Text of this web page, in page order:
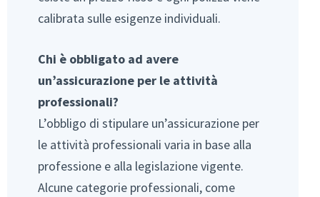
calibrata sulle esigenze individuali.
Chi è obbligato ad avere
un’assicurazione per le attività
professionali?
L’obbligo di stipulare un’assicurazione per
le attività professionali varia in base alla
professione e alla legislazione vigente.
Alcune categorie professionali, come